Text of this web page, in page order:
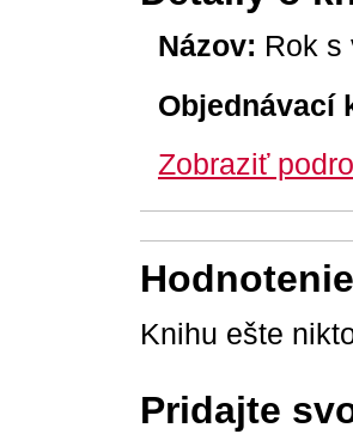
Názov: Rok s
Objednávací
Zobraziť
Knihu ešte
Pridajte